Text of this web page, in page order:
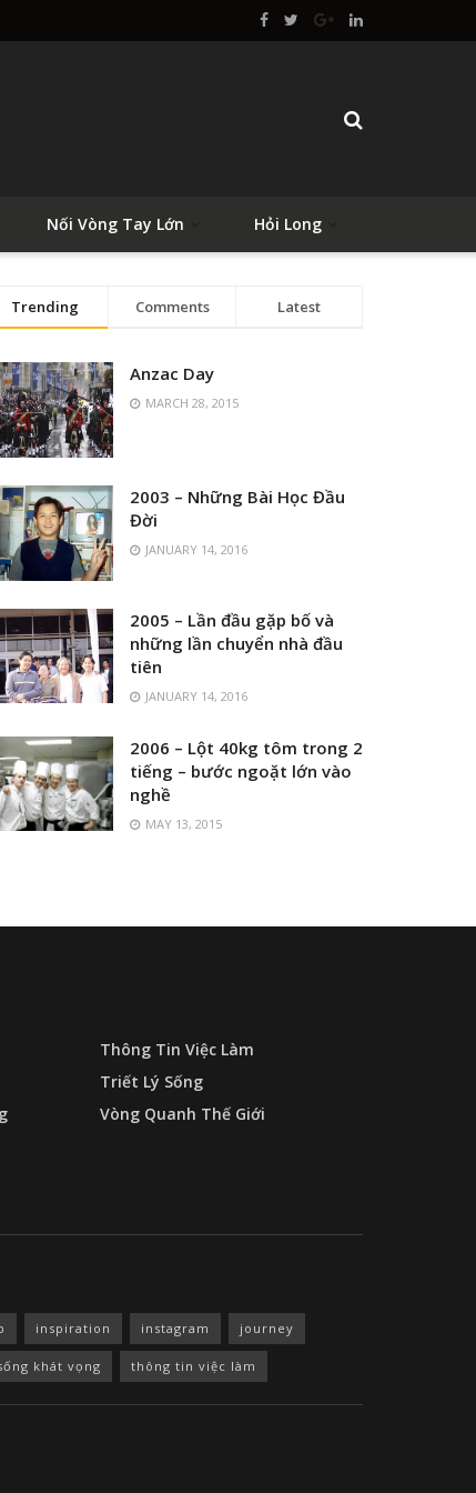
Nối Vòng Tay Lớn Hỏi Long
Trending Comments Latest
Anzac Day
MARCH 28, 2015
2003 – Những Bài Học Đầu
Đời
JANUARY 14, 2016
2005 – Lần đầu gặp bố và
những lần chuyển nhà đầu
tiên
JANUARY 14, 2016
2006 – Lột 40kg tôm trong 2
tiếng – bước ngoặt lớn vào
nghề
MAY 13, 2015
Thông Tin Việc Làm
Triết Lý Sống
Vòng Quanh Thế Giới
inspiration instagram journey
khát vọng thông tin việc làm